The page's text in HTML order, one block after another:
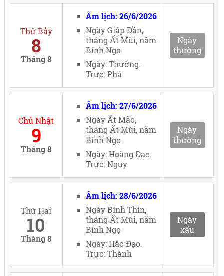
Thứ Bảy
8
Tháng 8
Âm lịch: 26/6/2026
Ngày Giáp Dần,
tháng Ất Mùi, năm
Bính Ngọ
Ngày: Thường.
Trực: Phá
Ngày
thường
Chủ Nhật
9
Tháng 8
Âm lịch: 27/6/2026
Ngày Ất Mão,
tháng Ất Mùi, năm
Bính Ngọ
Ngày: Hoàng Đạo.
Trực: Nguy
Ngày
thường
Thứ Hai
10
Tháng 8
Âm lịch: 28/6/2026
Ngày Bính Thìn,
tháng Ất Mùi, năm
Bính Ngọ
Ngày: Hắc Đạo.
Trực: Thành
Ngày
xấu